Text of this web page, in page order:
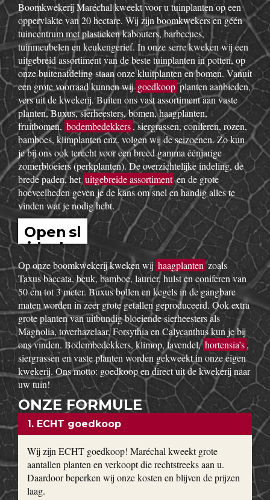
Boomkwekerij Maréchal kweekt voor u tuinplanten op een
oppervlakte van 20 hectare. Wij zijn boomkwekers en géén
tuincentrum met plastieken kabouters, barbecues,
tuinmeubelen en keukengerief. In onze serre kweken wij een
uitgebreid assortiment van de beste tuinplanten in potten, op
onze buitenafdeling staan onze kluitplanten en bomen. Vanuit
een grote voorraad kunnen wijgoedkoopplanten aanbieden,
vers uit de kwekerij. Buiten ons vast assortiment aan vaste
planten, Buxus, sierheesters, bomen, haagplanten,
fruitbomen, bodembedekkers, siergrassen, coniferen, rozen,
bamboes, klimplanten enz. volgen wij de seizoenen. Zo kun
je bij ons ook terecht voor een breed gamma éénjarige
zomerbloeiers (perkplanten). De overzichtelijke indeling, de
brede paden, hetuitgebreide assortimenten de grote
hoeveelheden geven je de kans om snel en handig alles te
vinden wat je nodig hebt.
Open sl
idesho
w
Op onze boomkwekerij kweken wij haagplantenzoals
Taxus baccata, beuk, bamboe, laurier, hulst en coniferen van
50 cm tot 3 meter. Buxus bollen en kegels in de gangbare
maten worden in zeer grote getallen geproduceerd. Ook extra
grote planten van uitbundig bloeiende sierheesters als
Magnolia, toverhazelaar, Forsythia en Calycanthus kun je bij
ons vinden. Bodembedekkers, klimop, lavendel,hortensia’s,
siergrassen en vaste planten worden gekweekt in onze eigen
kwekerij. Ons motto: goedkoop en direct uit de kwekerij naar
uw tuin!
ONZE FORMULE
1. ECHT goedkoop
Wij zijn ECHT goedkoop! Maréchal kweekt grote
aantallen planten en verkoopt die rechtstreeks aan u.
Daardoor beperken wij onze kosten en blijven de prijzen
laag.